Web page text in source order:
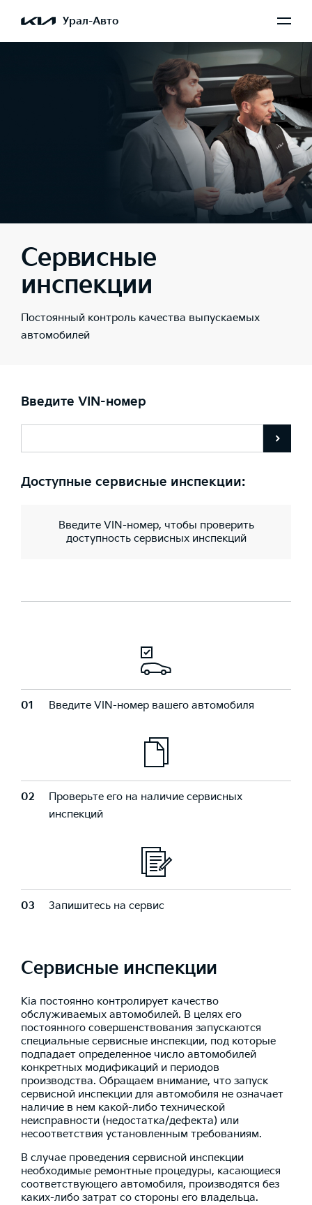
Урал-Авто
Сервисные
инспекции
Постоянный контроль качества выпускаемых
автомобилей
Введите VIN-номер
Доступные сервисные инспекции:
Введите VIN-номер, чтобы проверить
доступность сервисных инспекций
01 Введите VIN-номер вашего автомобиля
02
Проверьте его на наличие сервисных
инспекций
03 Запишитесь на сервис
Сервисные инспекции
Kia постоянно контролирует качество
обслуживаемых автомобилей. В целях его
постоянного совершенствования запускаются
специальные сервисные инспекции, под которые
подпадает определенное число автомобилей
конкретных модификаций и периодов
производства. Обращаем внимание, что запуск
сервисной инспекции для автомобиля не означает
наличие в нем какой-либо технической
неисправности (недостатка/дефекта) или
несоответствия установленным требованиям.
В случае проведения сервисной инспекции
необходимые ремонтные процедуры, касающиеся
соответствующего автомобиля, производятся без
каких-либо затрат со стороны его владельца.